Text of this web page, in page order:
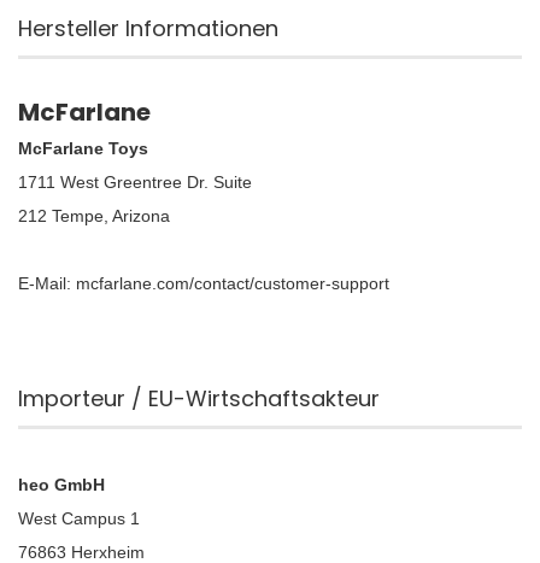
Hersteller Informationen
McFarlane
McFarlane Toys
1711 West Greentree Dr. Suite
212 Tempe, Arizona
E-Mail: mcfarlane.com/contact/customer-support
Importeur / EU-Wirtschaftsakteur
heo GmbH
West Campus 1
76863 Herxheim